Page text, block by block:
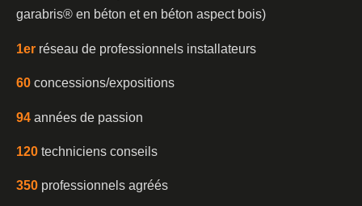
garabris®️ en béton et en béton aspect bois)
1er réseau de professionnels installateurs
60 concessions/expositions
94 années de passion
120 techniciens conseils
350 professionnels agréés